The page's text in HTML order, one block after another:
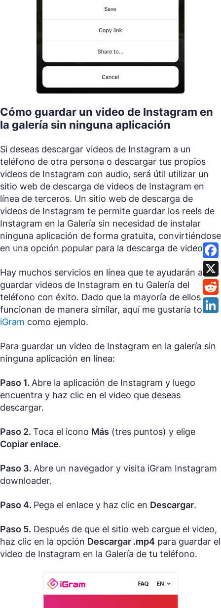
Cómo guardar un video de Instagram en
la galería sin ninguna aplicación
Si deseas descargar videos de Instagram a un
teléfono de otra persona o descargar tus propios
videos de Instagram con audio, será útil utilizar un
sitio web de descarga de videos de Instagram en
línea de terceros. Un sitio web de descarga de
videos de Instagram te permite guardar los reels de
Instagram en la Galería sin necesidad de instalar
ninguna aplicación de forma gratuita, convirtiéndose
en una opción popular para la descarga de videos.
Hay muchos servicios en línea que te ayudarán a
guardar videos de Instagram en tu Galería del
teléfono con éxito. Dado que la mayoría de ellos
funcionan de manera similar, aquí me gustaría tomar
iGram como ejemplo.
Para guardar un video de Instagram en la galería sin
ninguna aplicación en línea:
Paso 1. Abre la aplicación de Instagram y luego
encuentra y haz clic en el video que deseas
descargar.
Paso 2. Toca el icono Más (tres puntos) y elige
Copiar enlace.
Paso 3. Abre un navegador y visita iGram Instagram
downloader.
Paso 4. Pega el enlace y haz clic en Descargar.
Paso 5. Después de que el sitio web cargue el video,
haz clic en la opción Descargar .mp4 para guardar el
video de Instagram en la Galería de tu teléfono.